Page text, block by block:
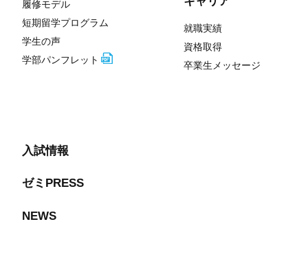
履修モデル
短期留学プログラム
学生の声
学部パンフレット
就職実績
資格取得
卒業生メッセージ
入試情報
ゼミPRESS
NEWS